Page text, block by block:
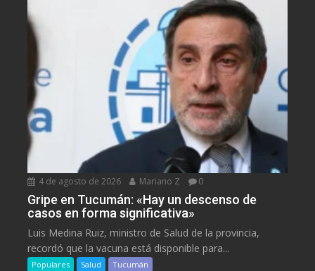
4 de agosto de 2026 Mariano Z 0
Gripe en Tucumán: «Hay un descenso de
casos en forma significativa»
Luis Medina Ruiz, ministro de Salud de la provincia,
recordó que la vacuna está disponible para...
Populares Salud Tucumán